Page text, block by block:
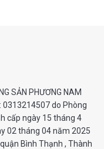
SẢN PHƯƠNG NAM
0313214507 do Phòng
cấp ngày 15 tháng 4
02 tháng 04 năm 2025
Bình Thạnh , Thành